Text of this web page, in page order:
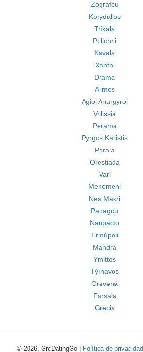
Zografou
Korydallos
Tríkala
Polichni
Kavala
Xánthi
Drama
Alimos
Agioi Anargyroi
Vrilissia
Perama
Pyrgos Kallistis
Peraia
Orestiada
Vari
Menemeni
Nea Makri
Papagou
Naupacto
Ermúpoli
Mandra
Ymittos
Týrnavos
Grevená
Farsala
Grecia
© 2026, GrcDatingGo | Política de privacidad